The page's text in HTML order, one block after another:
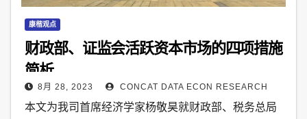
康楷观点
财政部、证监会活跃资本市场的四项措施
简析
8月 28, 2023 CONCAT DATA ECON RESEARCH
本文为我司首席经济学家杨敬昊就财政部、税务总局